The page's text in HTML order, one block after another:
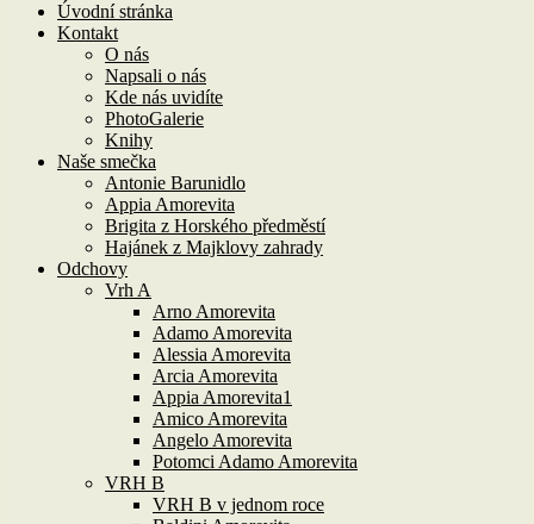
Úvodní stránka
Kontakt
O nás
Napsali o nás
Kde nás uvidíte
PhotoGalerie
Knihy
Naše smečka
Antonie Barunidlo
Appia Amorevita
Brigita z Horského předměstí
Hajánek z Majklovy zahrady
Odchovy
Vrh A
Arno Amorevita
Adamo Amorevita
Alessia Amorevita
Arcia Amorevita
Appia Amorevita1
Amico Amorevita
Angelo Amorevita
Potomci Adamo Amorevita
VRH B
VRH B v jednom roce